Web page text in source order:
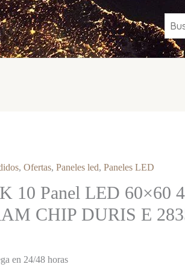
,Ofertas,Paneles led,Paneles LED
10 Panel LED 60×60
CHIP DURIS E
en 24/48 horas